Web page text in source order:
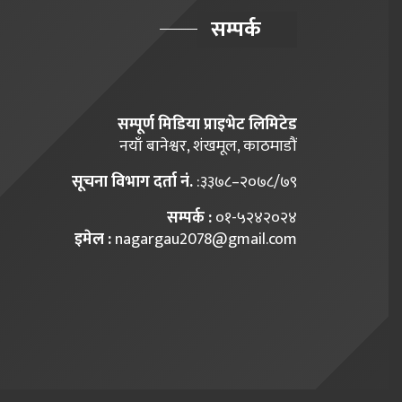
सम्पर्क
सम्पूर्ण मिडिया प्राइभेट लिमिटेड
नयाँ बानेश्वर, शंखमूल, काठमाडौं
सूचना विभाग दर्ता नं.:३३७८–२०७८/७९
सम्पर्क :०१-५२४२०२४
इमेल :nagargau2078@gmail.com